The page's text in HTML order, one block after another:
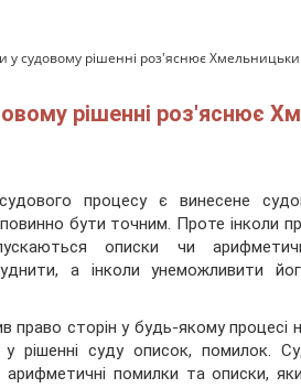
судовому рішенні роз'яснює
рішенні роз'яснює
процесу є винесене
бути точним. Проте інколи
описки чи
а інколи унеможливити
право сторін у будь-якому процесі
рішенні суду описок, помилок.
помилки та описки,